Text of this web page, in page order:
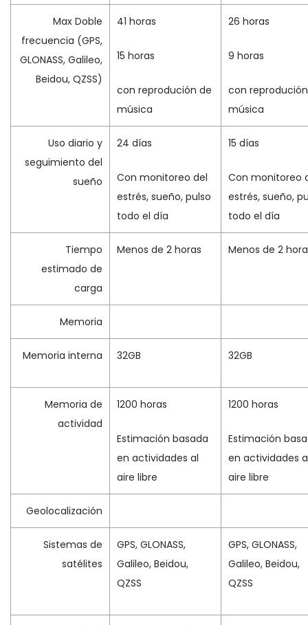
Max Doble
frecuencia (GPS,
GLONASS, Galileo,
Beidou, QZSS)
41 horas
15 horas
con reprodución de
música
26 horas
9 horas
con
música
Uso diario y
seguimiento del
sueño
24 días
Con monitoreo del
estrés, sueño, pulso
todo el día
15 días
Con monitoreo
estrés, sueño,
todo el día
Tiempo
estimado de
carga
Menos de 2 horas Menos de 2
Memoria
Memoria interna 32GB 32GB
Memoria de
actividad
1200 horas
Estimación basada
en actividades al
aire libre
1200 horas
Estimación
en actividades
aire libre
Geolocalización
Sistemas de
satélites
GPS, GLONASS,
Galileo, Beidou,
QZSS
GPS, GLONASS,
Galileo, Beidou,
QZSS